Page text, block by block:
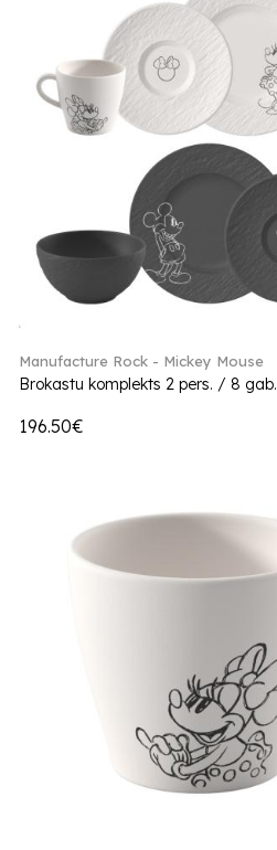
Manufacture Rock - Mickey Mouse
Brokastu komplekts 2 pers. / 8 gab.
196.50€